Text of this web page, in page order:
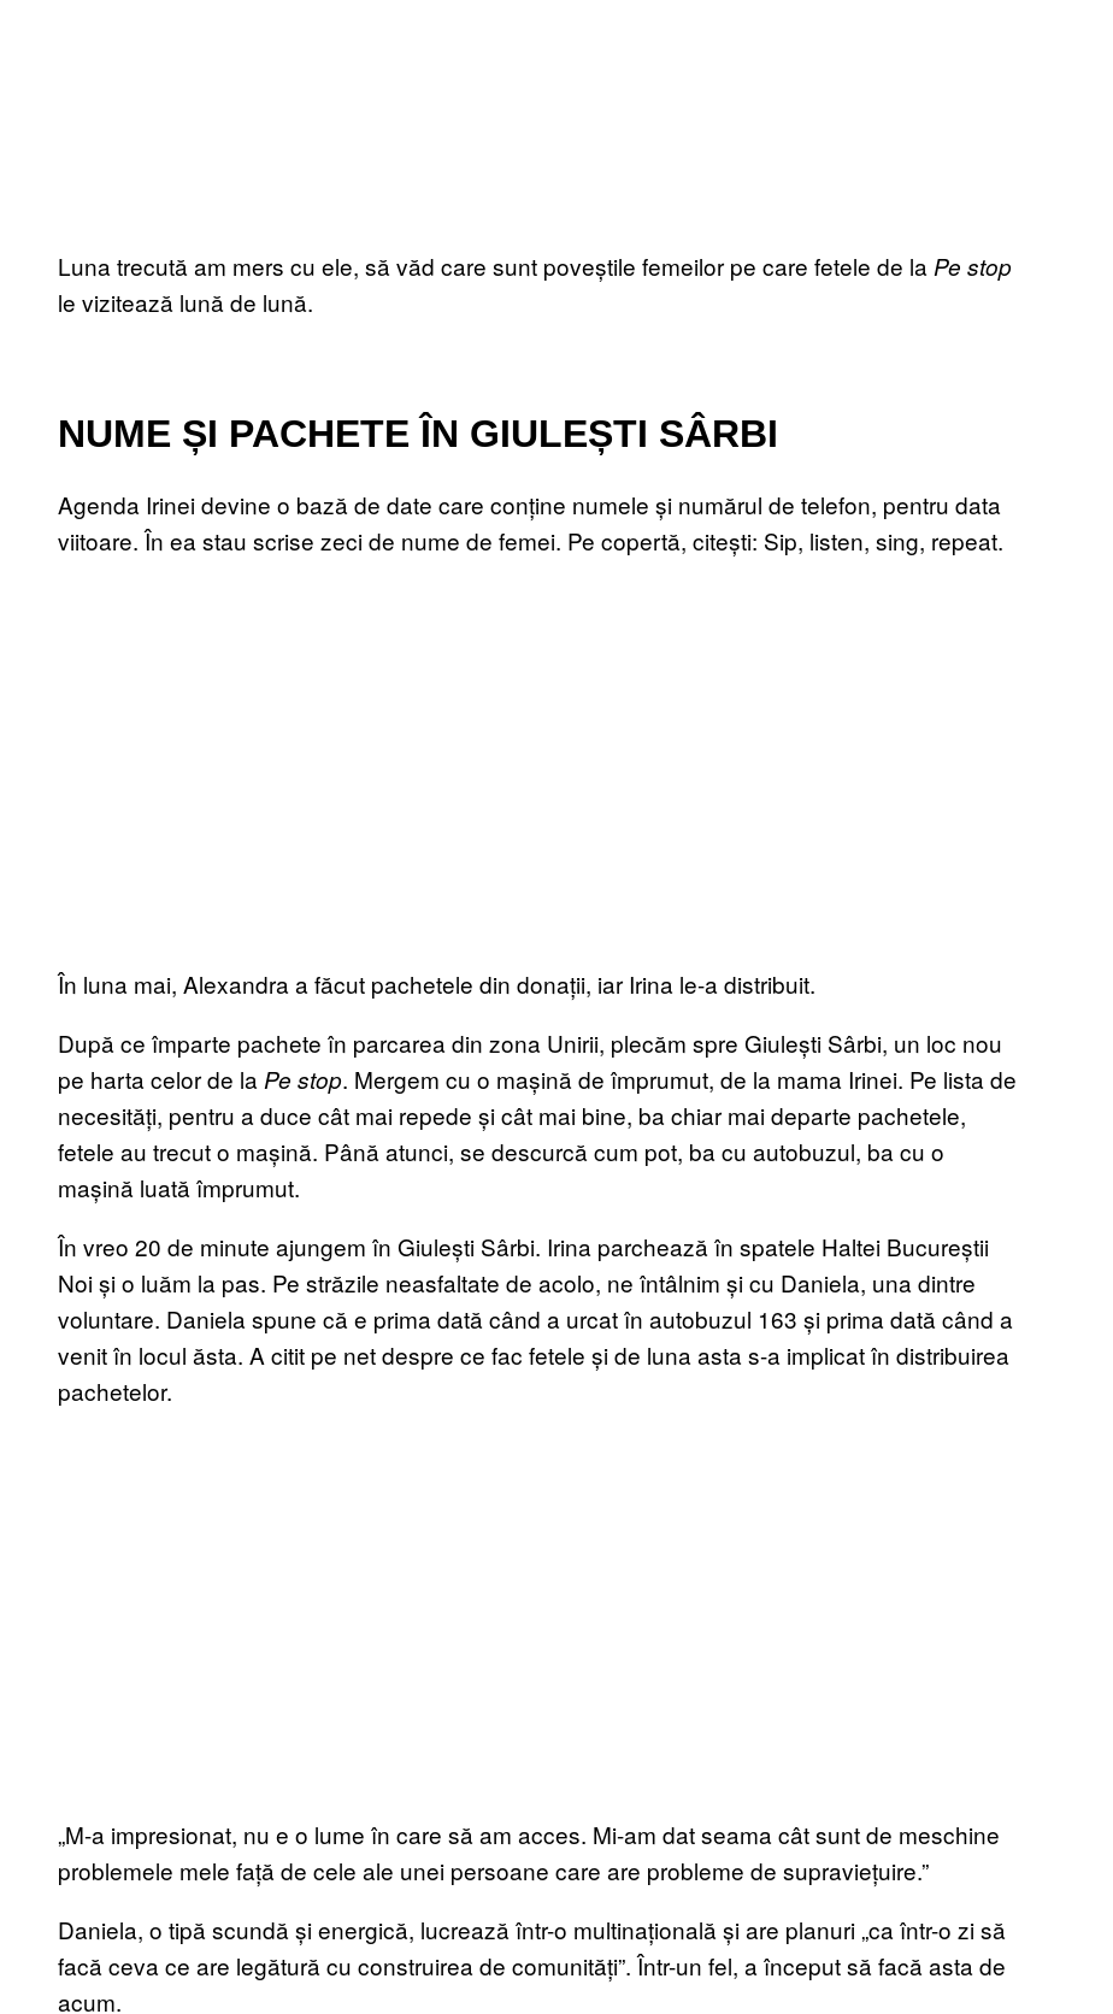
Luna trecută am mers cu ele, să văd care sunt poveștile femeilor pe care fetele de la Pe stop
le vizitează lună de lună.
NUME ȘI PACHETE ÎN GIULEȘTI SÂRBI
Agenda Irinei devine o bază de date care conține numele și numărul de telefon, pentru data
viitoare. În ea stau scrise zeci de nume de femei. Pe copertă, citești: Sip, listen, sing, repeat.
În luna mai, Alexandra a făcut pachetele din donații, iar Irina le-a distribuit.
După ce împarte pachete în parcarea din zona Unirii, plecăm spre Giulești Sârbi, un loc nou
pe harta celor de laPe stop. Mergem cu o mașină de împrumut, de la mama Irinei. Pe lista de
necesități, pentru a duce cât mai repede și cât mai bine, ba chiar mai departe pachetele,
fetele au trecut o mașină. Până atunci, se descurcă cum pot, ba cu autobuzul, ba cu o
mașină luată împrumut.
În vreo 20 de minute ajungem în Giulești Sârbi. Irina parchează în spatele Haltei Bucureștii
Noi și o luăm la pas. Pe străzile neasfaltate de acolo, ne întâlnim și cu Daniela, una dintre
voluntare. Daniela spune că e prima dată când a urcat în autobuzul 163 și prima dată când a
venit în locul ăsta. A citit pe net despre ce fac fetele și de luna asta s-a implicat în distribuirea
pachetelor.
„M-a impresionat, nu e o lume în care să am acces. Mi-am dat seama cât sunt de meschine
problemele mele față de cele ale unei persoane care are probleme de supraviețuire.”
Daniela, o tipă scundă și energică, lucrează într-o multinațională și are planuri „ca într-o zi să
facă ceva ce are legătură cu construirea de comunități”. Într-un fel, a început să facă asta de
acum.